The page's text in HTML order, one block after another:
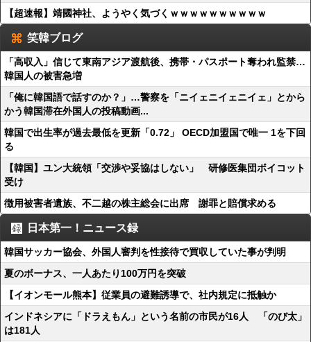
【超速報】靖國神社、ようやく気づくｗｗｗｗｗｗｗｗｗｗ
笑韓ブログ
「高収入」信じて東南アジア渡航後、携帯・パスポート奪われ監禁…
韓国人の被害急増
「俺に韓国語で話すのか？」…警察を「ニイェニイェニイェ」とから
かう韓国滞在外国人の投稿動画...
韓国で出生率が過去最低を更新「0.72」 OECD加盟国で唯一 1を下回
る
【韓国】ユン大統領「交渉や妥協はしない」 研修医集団ボイコット
受け
徴用被害者遺族、不二越の株主総会に出席 謝罪と賠償求める
日本第一！ニュース録
韓国サッカー協会、外国人審判を性接待で買収していた事が判明
夏のボーナス、一人あたり100万円を突破
【イオンモール熊本】従業員の避難誘導で、社内規定に抵触か
インドネシアに「ドラえもん」という名前の市民が16人 「のび太」
は181人